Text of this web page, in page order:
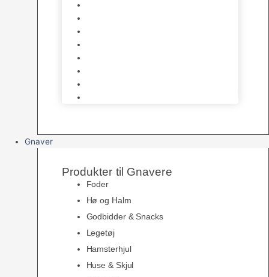
Gnaver
Produkter til Gnavere
Foder
Hø og Halm
Godbidder & Snacks
Legetøj
Hamsterhjul
Huse & Skjul